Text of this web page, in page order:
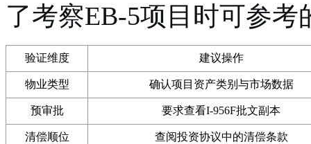
了考察EB-5项目时可参考
验证维度 建议操作
物业类型 确认项目资产类别与市场数据
预审批 要求查看I-956F批文副本
清偿顺位 查阅投资协议中的清偿条款